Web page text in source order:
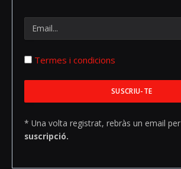
Termes i condicions
* Una volta registrat, rebràs un email per
suscripció.